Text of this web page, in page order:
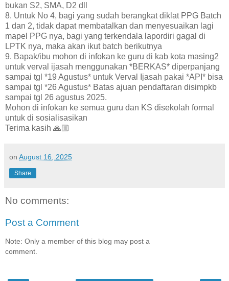
bukan S2, SMA, D2 dll
8. Untuk No 4, bagi yang sudah berangkat diklat PPG Batch
1 dan 2, tidak dapat membatalkan dan menyesuaikan lagi
mapel PPG nya, bagi yang terkendala lapordiri gagal di
LPTK nya, maka akan ikut batch berikutnya
9. Bapak/ibu mohon di infokan ke guru di kab kota masing2
untuk verval ijasah menggunakan *BERKAS* diperpanjang
sampai tgl *19 Agustus* untuk Verval Ijasah pakai *API* bisa
sampai tgl *26 Agustus* Batas ajuan pendaftaran disimpkb
sampai tgl 26 agustus 2025.
Mohon di infokan ke semua guru dan KS disekolah formal
untuk di sosialisasikan
Terima kasih 🙏🏼
on August 16, 2025
Share
No comments:
Post a Comment
Note: Only a member of this blog may post a
comment.